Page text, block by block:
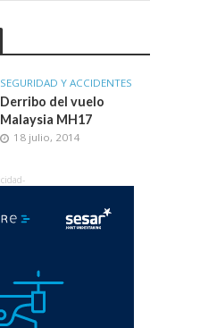
SEGURIDAD Y ACCIDENTES
Derribo del vuelo
Malaysia MH17
18 julio, 2014